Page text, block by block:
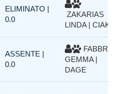
ELIMINATO |
0.0
ZAKARIAS
LINDA | CIAK
ASSENTE |
0.0
GEMMA |
DAGE